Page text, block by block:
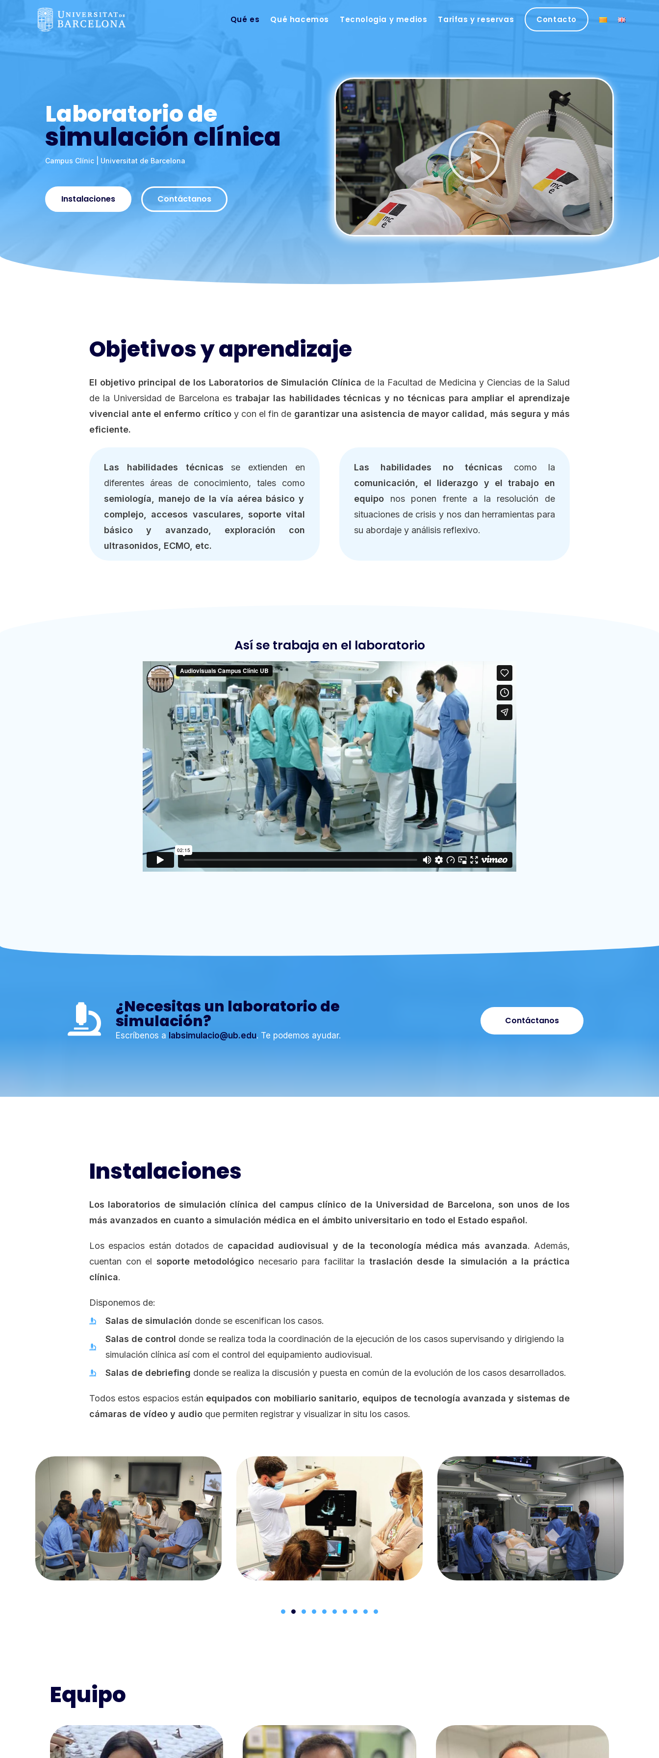
Qué es Qué hacemos Tecnologia y medios Tarifas y reservas Contacto
Laboratorio de
simulación clínica
Campus Clínic | Universitat de Barcelona
Instalaciones Contáctanos
Objetivos y aprendizaje
El objetivo principal de los Laboratorios de Simulación Clínica de la Facultad de Medicina y Ciencias de la Salud
de la Universidad de Barcelona es trabajar las habilidades técnicas y no técnicas para ampliar el aprendizaje
vivencial ante el enfermo críticoy con el fin de garantizar una asistencia de mayor calidad, más segura y más
eficiente.
Las habilidades técnicasse extienden en
diferentes áreas de conocimiento, tales como
semiología, manejo de la vía aérea básico y
complejo, accesos vasculares, soporte vital
básico y avanzado, exploración con
ultrasonidos, ECMO, etc.
Las habilidades no técnicas como la
comunicación, el liderazgo y el trabajo en
equipo nos ponen frente a la resolución de
situaciones de crisis y nos dan herramientas para
su abordaje y análisis reflexivo.
Así se trabaja en el laboratorio
¿Necesitas un laboratorio de
simulación?
Escríbenos a labsimulacio@ub.edu. Te podemos ayudar.
Contáctanos
Instalaciones
Los laboratorios de simulación clínica del campus clínico de la Universidad de Barcelona, ​​son unos de los
más avanzados en cuanto a simulación médica en el ámbito universitario en todo el Estado español.
Los espacios están dotados de capacidad audiovisual y de la teconología médica más avanzada. Además,
cuentan con el soporte metodológico necesario para facilitar la traslación desde la simulación a la práctica
clínica.
Disponemos de:
Salas de simulación donde se escenifican los casos.
Salas de control donde se realiza toda la coordinación de la ejecución de los casos supervisando y dirigiendo la
simulación clínica así com el control del equipamiento audiovisual.
Salas de debriefing donde se realiza la discusión y puesta en común de la evolución de los casos desarrollados.
Todos estos espacios están equipados con mobiliario sanitario, equipos de tecnología avanzada y sistemas de
cámaras de vídeo y audio que permiten registrar y visualizar in situ los casos.
Equipo